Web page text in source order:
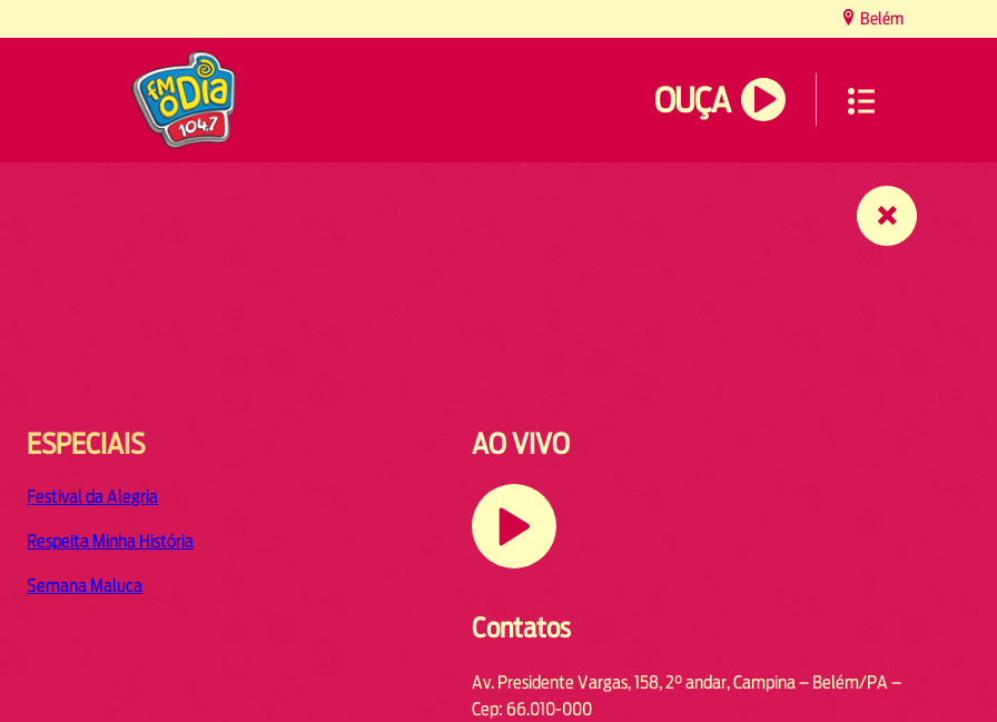
Belém
OUÇA
ESPECIAIS
Festival da Alegria
Respeita Minha História
Semana Maluca
AO VIVO
Contatos
Av. Presidente Vargas, 158, 2° andar, Campina – Belém/PA –
Cep: 66.010-000